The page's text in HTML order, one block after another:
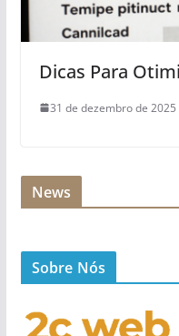
Dicas Para
31 de dezembro de 2025
News
Sobre Nós